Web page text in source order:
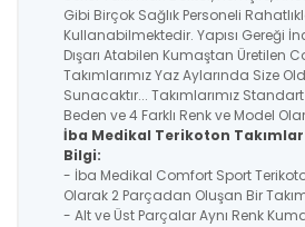
Gibi Birçok Sağlık Personeli
Kullanabilmektedir. Yapısı Gereği
Dışarı Atabilen Kumaştan Üretilen
Takımlarımız Yaz Aylarında Size
Sunacaktır... Takımlarımız
Beden ve 4 Farklı Renk ve Model
İba Medikal Terikoton
Bilgi:
- İba Medikal Comfort Sport
Olarak 2 Parçadan Oluşan Bir
- Alt ve Üst Parçalar Aynı Renk